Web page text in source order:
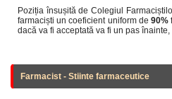
Poziția însușită de Colegiul
farmaciști un coeficient uniform de 90%
dacă va fi acceptată va fi un pas
Farmacist - Stiinte farmaceutice